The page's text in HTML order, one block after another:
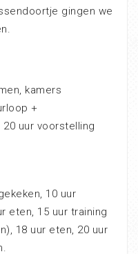
gingen we
kamers
+
uur voorstelling
10 uur
eten, 15 uur training
18 uur eten, 20 uur